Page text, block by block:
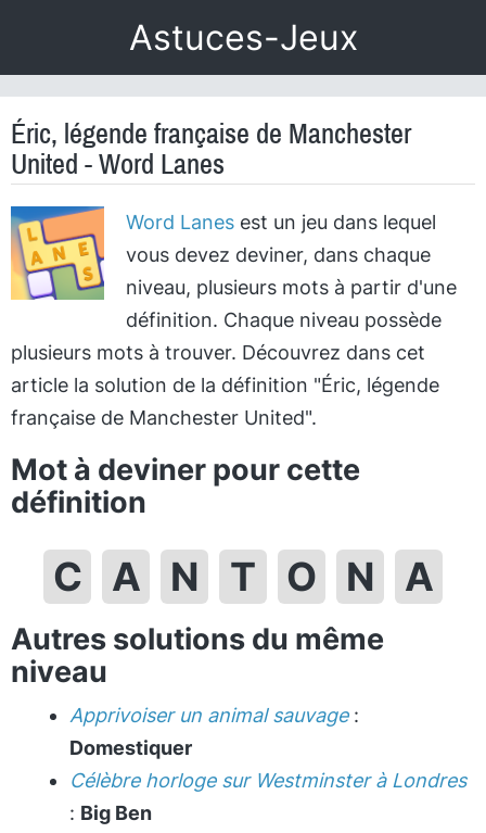
Astuces-Jeux
Éric, légende française de Manchester
United - Word Lanes
Word Lanesest un jeu dans lequel
vous devez deviner, dans chaque
niveau, plusieurs mots à partir d'une
définition. Chaque niveau possède
plusieurs mots à trouver. Découvrez dans cet
article la solution de la définition "Éric, légende
française de Manchester United".
Mot à deviner pour cette
définition
C A N T O N A
Autres solutions du même
niveau
Apprivoiser un animal sauvage:
Domestiquer
Célèbre horloge sur Westminster à Londres
: Big Ben